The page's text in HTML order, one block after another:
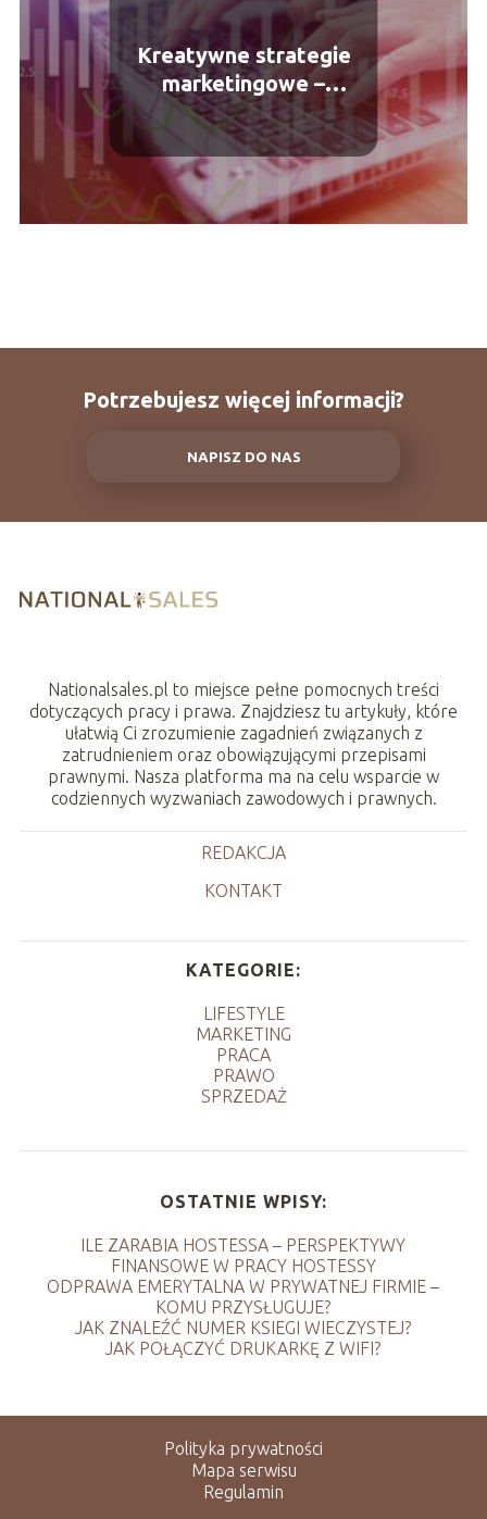
Kreatywne strategie
marketingowe –
przyciągnij uwagę
konsumentów do swojej
marki
Potrzebujesz więcej informacji?
NAPISZ DO NAS
Nationalsales.pl to miejsce pełne pomocnych treści
dotyczących pracy i prawa. Znajdziesz tu artykuły, które
ułatwią Ci zrozumienie zagadnień związanych z
zatrudnieniem oraz obowiązującymi przepisami
prawnymi. Nasza platforma ma na celu wsparcie w
codziennych wyzwaniach zawodowych i prawnych.
REDAKCJA
KONTAKT
KATEGORIE:
LIFESTYLE
MARKETING
PRACA
PRAWO
SPRZEDAŻ
OSTATNIE WPISY:
ILE ZARABIA HOSTESSA – PERSPEKTYWY
FINANSOWE W PRACY HOSTESSY
ODPRAWA EMERYTALNA W PRYWATNEJ FIRMIE –
KOMU PRZYSŁUGUJE?
JAK ZNALEŹĆ NUMER KSIEGI WIECZYSTEJ?
JAK POŁĄCZYĆ DRUKARKĘ Z WIFI?
Polityka prywatności
Mapa serwisu
Regulamin